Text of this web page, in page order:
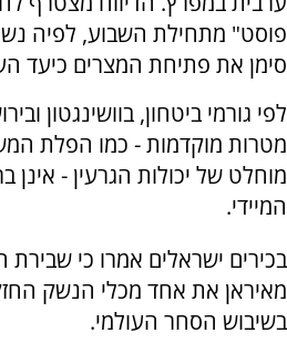
פוסט" מתחילת השבוע, לפיה
סימן את פתיחת המצרים כיעד
לפי גורמי ביטחון, בוושינגטון
מטרות מוקדמות - כמו הפלת
מוחלט של יכולות הגרעין - אינן
המיידי.
בכירים ישראלים אמרו כי שבירת
מאיראן את אחד מכלי הנשק
בשיבוש הסחר העולמי.